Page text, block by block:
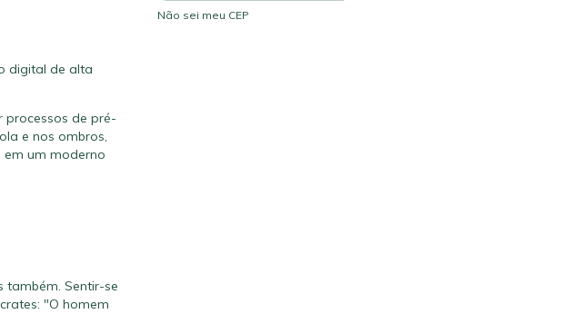
digital de alta
processos de pré-
e nos ombros,
um moderno
Sentir-se
"O homem
Não sei meu CEP